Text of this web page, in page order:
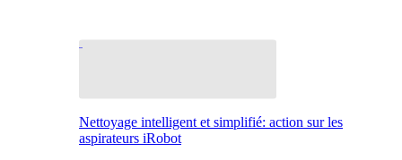
Nettoyage intelligent et simplifié: action sur les
aspirateurs iRobot